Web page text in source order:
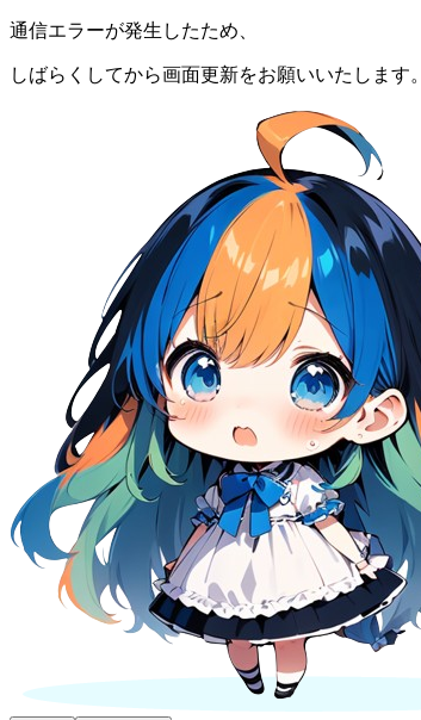
通信エラーが発生したため、
しばらくしてから画面更新をお願いいたします。